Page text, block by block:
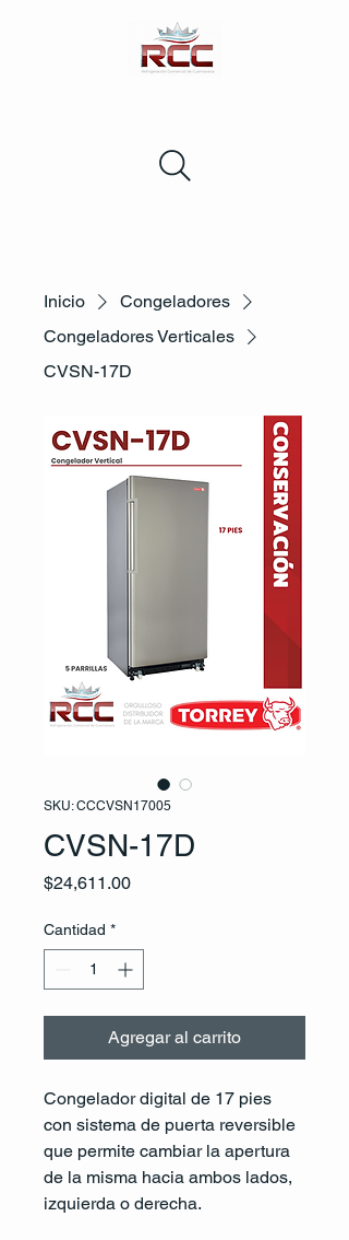
Inicio
Congeladores
Congeladores Verticales
CVSN-17D
SKU: CCCVSN17005
CVSN-17D
$24,611.00Precio
Cantidad *
Agregar al carrito
Congelador digital de 17 pies
con sistema de puerta reversible
que permite cambiar la apertura
de la misma hacia ambos lados,
izquierda o derecha.